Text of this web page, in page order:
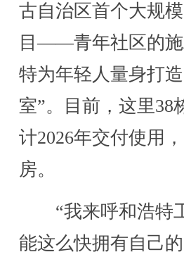
古自治区首个大规
目——青年社区的施
特为年轻人量身打
室”。目前，这里38
计2026年交付使用
房。
“我来呼和浩特
能这么快拥有自己